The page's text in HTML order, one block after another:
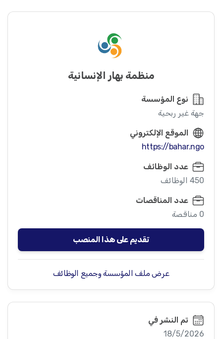
منظمة بهار الإنسانية
نوع المؤسسة
جهة غير ربحية
الموقع الإلكتروني
https://bahar.ngo
عدد الوظائف
450 الوظائف
عدد المناقصات
0 مناقصة
تقديم على هذا المنصب
عرض ملف المؤسسة وجميع الوظائف
تم النشر في
18/5/2026